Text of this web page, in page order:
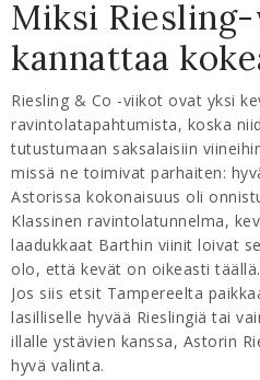
Miksi
kannattaa
Riesling & Co -viikot ovat yksi
ravintolatapahtumista, koska
tutustumaan saksalaisiin
missä ne toimivat parhaiten:
Astorissa kokonaisuus oli
Klassinen ravintolatunnelma,
laadukkaat Barthin viinit loivat
olo, että kevät on oikeasti täällä.
Jos siis etsit Tampereelta
lasilliselle hyvää Rieslingiä tai
illalle ystävien kanssa, Astorin
hyvä valinta.